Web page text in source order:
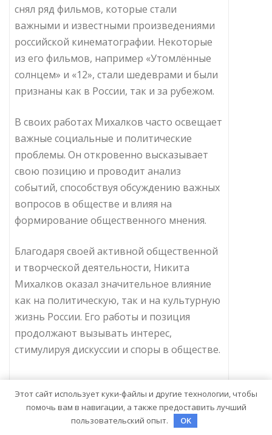
снял ряд фильмов, которые стали
важными и известными произведениями
российской кинематографии. Некоторые
из его фильмов, например «Утомлённые
солнцем» и «12», стали шедеврами и были
признаны как в России, так и за рубежом.
В своих работах Михалков часто освещает
важные социальные и политические
проблемы. Он откровенно высказывает
свою позицию и проводит анализ
событий, способствуя обсуждению важных
вопросов в обществе и влияя на
формирование общественного мнения.
Благодаря своей активной общественной
и творческой деятельности, Никита
Михалков оказал значительное влияние
как на политическую, так и на культурную
жизнь России. Его работы и позиция
продолжают вызывать интерес,
стимулируя дискуссии и споры в обществе.
Вопрос-ответ:
Этот сайт использует куки-файлы и другие технологии, чтобы
помочь вам в навигации, а также предоставить лучший
пользовательский опыт.
OK